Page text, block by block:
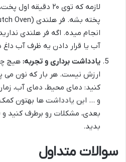
لازمه که توی ۲۰
انجام میده. اگه فر هلندی
آب یا قرار دادن یه ظرف آب داغ
یادداشت برداری و تجربه: هیچ
ارزش نیست. هر بار که نون می
کنید: دمای محیط، دمای آب،
و … این یادداشت ها بهتون
بعدی، مشکلات رو برطرف کنید
بدید.
سوالات متداول